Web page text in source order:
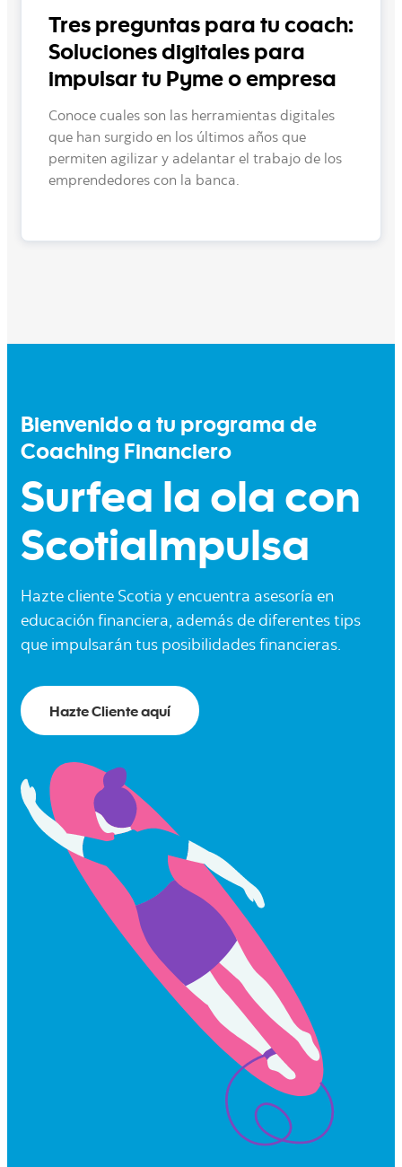
Tres preguntas para tu coach:
Soluciones digitales para
impulsar tu Pyme o empresa
Conoce cuales son las herramientas digitales
que han surgido en los últimos años que
permiten agilizar y adelantar el trabajo de los
emprendedores con la banca.
Bienvenido a tu programa de
Coaching Financiero
Surfea la ola con
ScotiaImpulsa
Hazte cliente Scotia y encuentra asesoría en
educación financiera, además de diferentes tips
que impulsarán tus posibilidades financieras.
Hazte Cliente aquí